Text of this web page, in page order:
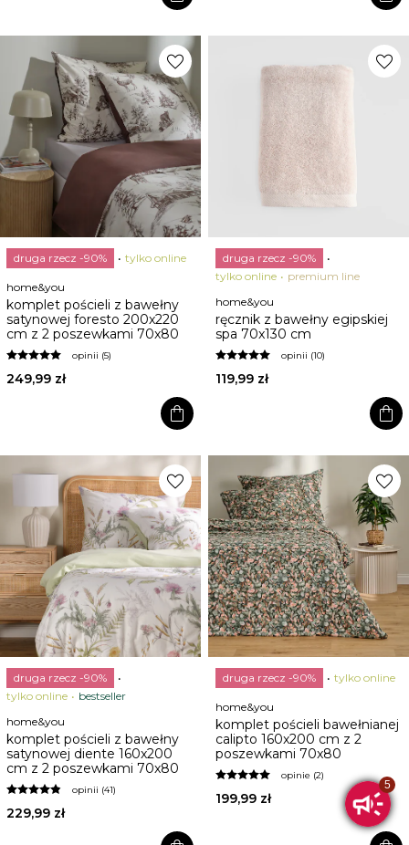
favorite
druga rzecz -90% tylko online
home&you
komplet pościeli z bawełny
satynowej foresto 200x220
cm z 2 poszewkami 70x80
opinii (5)
249,99 zł
shopping_bag
favorite
druga rzecz -90%
tylko online
premium line
home&you
ręcznik z bawełny egipskiej
spa 70x130 cm
opinii (10)
119,99 zł
shopping_bag
favorite
druga rzecz -90%
tylko online
bestseller
home&you
komplet pościeli z bawełny
satynowej diente 160x200
cm z 2 poszewkami 70x80
opinii (41)
229,99 zł
favorite
druga rzecz -90% tylko online
home&you
komplet pościeli bawełnianej
calipto 160x200 cm z 2
poszewkami 70x80
opinie (2)
199,99 zł